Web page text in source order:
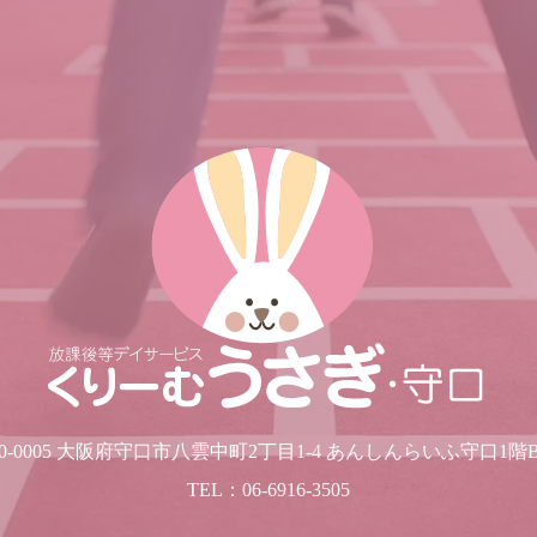
0005 大阪府守口市八雲中町2丁目1-4 あんしんらいふ守口1階
TEL：06-6916-3505